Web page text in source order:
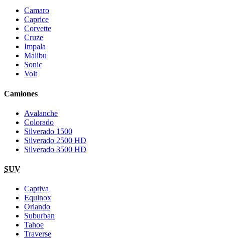
Camaro
Caprice
Corvette
Cruze
Impala
Malibu
Sonic
Volt
Camiones
Avalanche
Colorado
Silverado 1500
Silverado 2500 HD
Silverado 3500 HD
SUV
Captiva
Equinox
Orlando
Suburban
Tahoe
Traverse